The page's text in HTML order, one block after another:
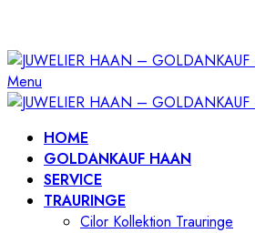
Menu
HOME
GOLDANKAUF HAAN
SERVICE
TRAURINGE
Cilor Kollektion Trauringe